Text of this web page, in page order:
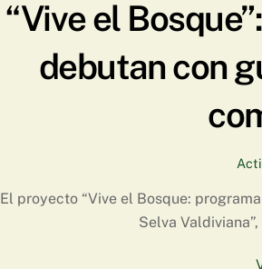
“Vive el
debutan con
El proyecto “Vive el Bosque:
Selva